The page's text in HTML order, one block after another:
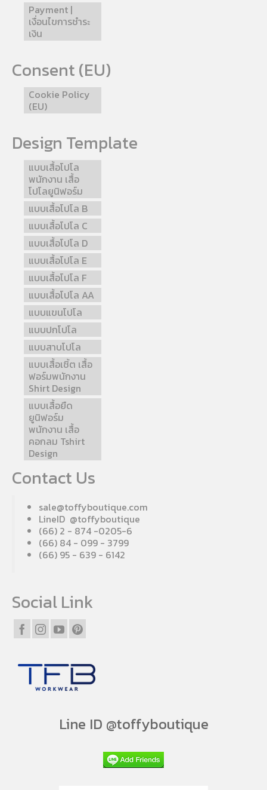
Payment |
เงื่อนไขการชำระ
เงิน
Consent (EU)
Cookie Policy
(EU)
Design Template
แบบเสื้อโปโล
พนักงาน เสื้อ
โปโลยูนิฟอร์ม
แบบเสื้อโปโล B
แบบเสื้อโปโล C
แบบเสื้อโปโล D
แบบเสื้อโปโล E
แบบเสื้อโปโล F
แบบเสื้อโปโล AA
แบบแขนโปโล
แบบปกโปโล
แบบสาบโปโล
แบบเสื้อเชิ้ต เสื้อ
ฟอร์มพนักงาน
Shirt Design
แบบเสื้อยืด
ยูนิฟอร์ม
พนักงาน เสื้อ
คอกลม Tshirt
Design
Contact Us
sale@toffyboutique.com
LineID @toffyboutique
(66) 2 - 874 -0205-6
(66) 84 - 099 - 3799
(66) 95 - 639 - 6142
Social Link
Line ID @toffyboutique